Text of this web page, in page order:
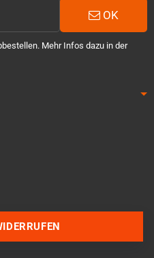
OK
Mehr Infos dazu in der
Über WhatsApp schreiben